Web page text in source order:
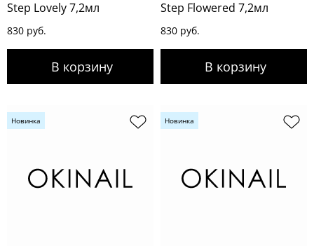
Step Lovely 7,2мл
830 руб.
Step Flowered 7,2мл
830 руб.
Новинка Новинка